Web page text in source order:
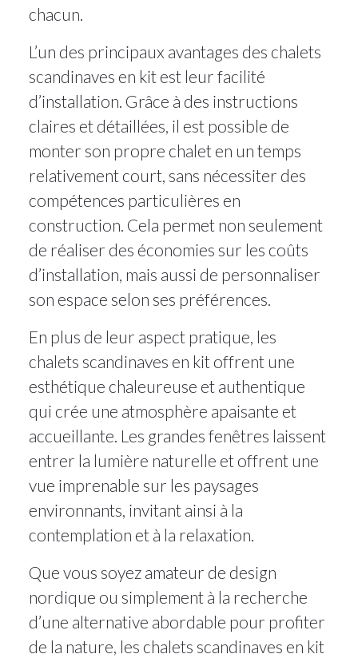
chacun.
L’un des principaux avantages des chalets
scandinaves en kit est leur facilité
d’installation. Grâce à des instructions
claires et détaillées, il est possible de
monter son propre chalet en un temps
relativement court, sans nécessiter des
compétences particulières en
construction. Cela permet non seulement
de réaliser des économies sur les coûts
d’installation, mais aussi de personnaliser
son espace selon ses préférences.
En plus de leur aspect pratique, les
chalets scandinaves en kit offrent une
esthétique chaleureuse et authentique
qui crée une atmosphère apaisante et
accueillante. Les grandes fenêtres laissent
entrer la lumière naturelle et offrent une
vue imprenable sur les paysages
environnants, invitant ainsi à la
contemplation et à la relaxation.
Que vous soyez amateur de design
nordique ou simplement à la recherche
d’une alternative abordable pour profiter
de la nature, les chalets scandinaves en kit